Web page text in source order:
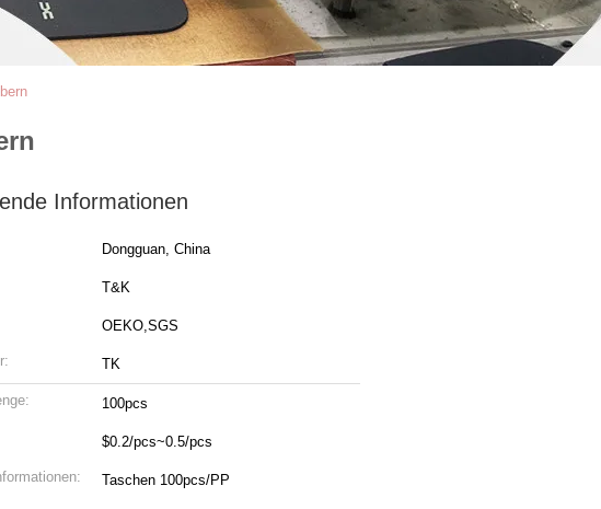
Informationen
Dongguan, China
T&K
OEKO,SGS
TK
100pcs
$0.2/pcs~0.5/pcs
Taschen 100pcs/PP